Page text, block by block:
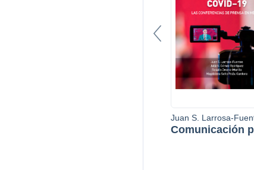
Juan S. Larrosa-
Comunicación